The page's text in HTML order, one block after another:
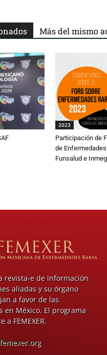
Más del mismo
2023
Participación de
de
Funsalud e
revista-e de información
aliadas y su órgano
a favor de las
en México. El programa
a FEMEXER.